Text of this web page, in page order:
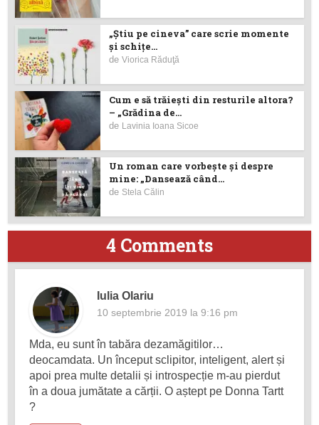
„Știu pe cineva” care scrie momente
și schițe...
deViorica Răduţă
Cum e să trăiești din resturile altora?
– „Grădina de...
de Lavinia Ioana Sicoe
Un roman care vorbește și despre
mine: „Dansează când...
de Stela Călin
4 Comments
Iulia Olariu
10 septembrie 2019 la 9:16 pm
Mda, eu sunt în tabăra dezamăgitilor…
deocamdata. Un început sclipitor, inteligent, alert și
apoi prea multe detalii și introspecție m-au pierdut
în a doua jumătate a cărții. O aștept pe Donna Tartt
?